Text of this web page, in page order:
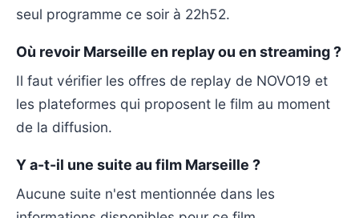
seul programme ce soir à 22h52.
Où revoir Marseille en replay ou en streaming ?
Il faut vérifier les offres de replay de NOVO19 et
les plateformes qui proposent le film au moment
de la diffusion.
Y a-t-il une suite au film Marseille ?
Aucune suite n'est mentionnée dans les